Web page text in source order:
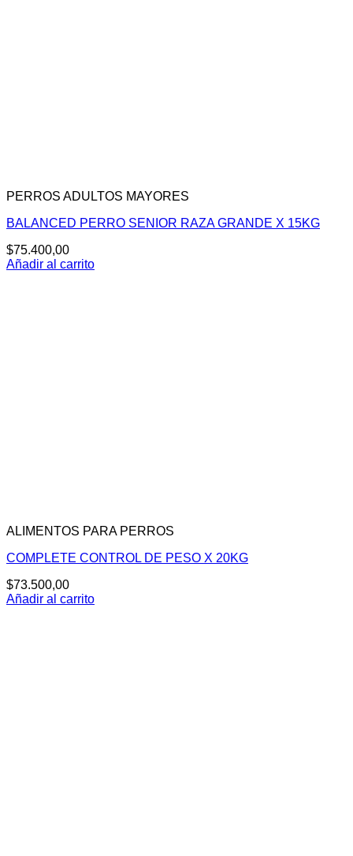
PERROS ADULTOS MAYORES
BALANCED PERRO SENIOR RAZA GRANDE X 15KG
$75.400,00
Añadir al carrito
ALIMENTOS PARA PERROS
COMPLETE CONTROL DE PESO X 20KG
$73.500,00
Añadir al carrito